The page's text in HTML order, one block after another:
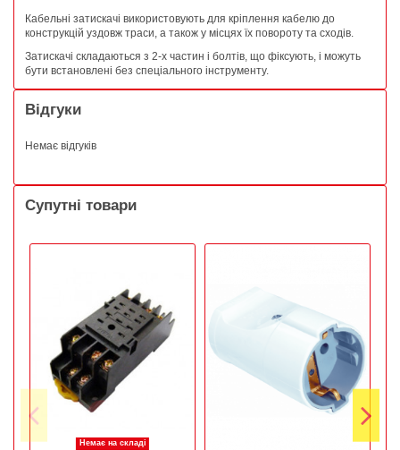
Кабельні затискачі використовують для кріплення кабелю до
конструкцій уздовж траси, а також у місцях їх повороту та сходів.
Затискачі складаються з 2-х частин і болтів, що фіксують, і можуть
бути встановлені без спеціального інструменту.
Відгуки
Немає відгуків
Супутні товари
Немає на складі